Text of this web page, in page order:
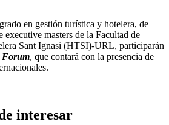
en gestión turística y hotelera, de
executive masters de la Facultad de
Sant Ignasi (HTSI)-URL, participarán
Forum, que contará con la presencia de
interesar